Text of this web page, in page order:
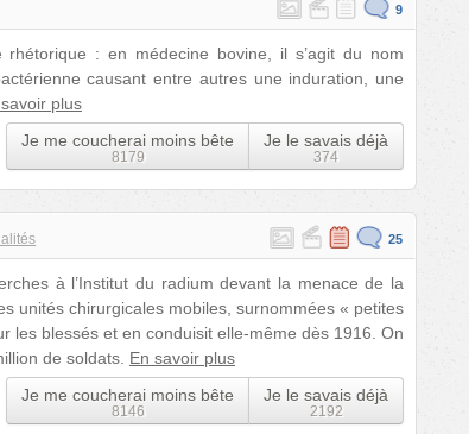
9
: en médecine bovine, il s’agit du nom
causant entre autres une induration, une
plus
Je me coucherai moins bête
8179
Je le savais déjà
374
25
à l’Institut du radium devant la menace de la
unités chirurgicales mobiles, surnommées « petites
les blessés et en conduisit elle-même dès 1916. On
de soldats. En savoir plus
Je me coucherai moins bête
8146
Je le savais déjà
2192